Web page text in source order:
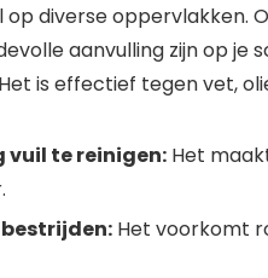
op diverse oppervlakken.
aanvulling zijn op je
Het is effectief tegen vet,
vuil te reinigen: Het
Het voorkomt